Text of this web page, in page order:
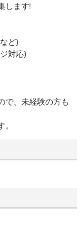
します!
ど)
対応)
で、未経験の方も